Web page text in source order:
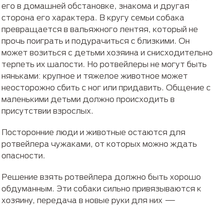
его в домашней обстановке, знакома и другая
сторона его характера. В кругу семьи собака
превращается в вальяжного лентяя, который не
прочь поиграть и подурачиться с близкими. Он
может возиться с детьми хозяина и снисходительно
терпеть их шалости. Но ротвейлеры не могут быть
няньками: крупное и тяжелое животное может
неосторожно сбить с ног или придавить. Общение с
маленькими детьми должно происходить в
присутствии взрослых.
Посторонние люди и животные остаются для
ротвейлера чужаками, от которых можно ждать
опасности.
Решение взять ротвейлера должно быть хорошо
обдуманным. Эти собаки сильно привязываются к
хозяину, передача в новые руки для них —